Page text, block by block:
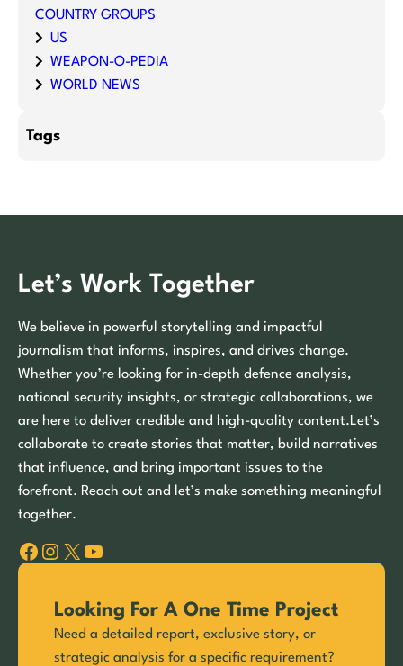
COUNTRY GROUPS
US
WEAPON-O-PEDIA
WORLD NEWS
Tags
Let’s Work Together
We believe in powerful storytelling and impactful
journalism that informs, inspires, and drives change.
Whether you’re looking for in-depth defence analysis,
national security insights, or strategic collaborations, we
are here to deliver credible and high-quality content.Let’s
collaborate to create stories that matter, build narratives
that influence, and bring important issues to the
forefront. Reach out and let’s make something meaningful
together.
Facebook Instagram X YouTube
Looking For A One Time Project
Need a detailed report, exclusive story, or
strategic analysis for a specific requirement?